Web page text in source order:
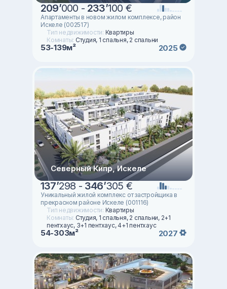
209’000 - 233’100 €
Апартаменты в новом жилом комплексе, район
Искеле (002517)
Тип недвижимости: Квартиры
Комнаты: Студия, 1 спальня, 2 спальни
53-139м² 2025
Северный Кипр, Искеле
137’298 - 346’305 €
Уникальный жилой комплекс от застройщика в
прекрасном районе Искеле (001116)
Тип недвижимости: Квартиры
Комнаты: Студия, 1 спальня, 2 спальни, 2+1
пентхаус, 3+1 пентхаус, 4+1 пентхаус
54-303м² 2027